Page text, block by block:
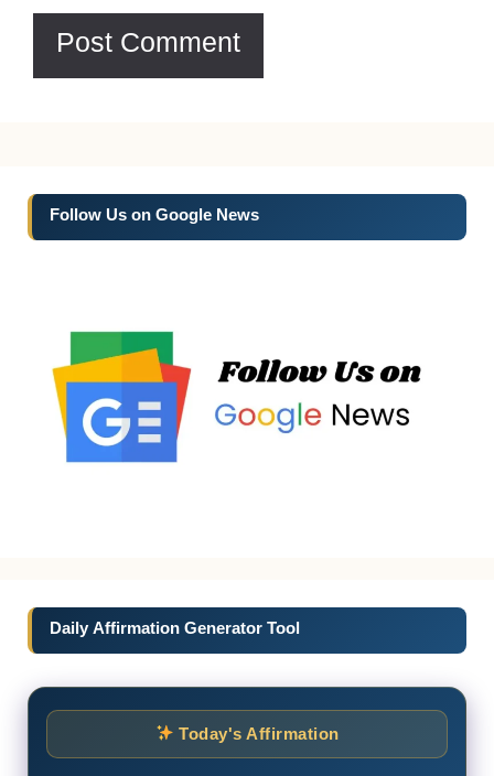
Follow Us on Google News
Daily Affirmation Generator Tool
Today's Affirmation